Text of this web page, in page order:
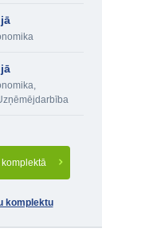
,
komplektu